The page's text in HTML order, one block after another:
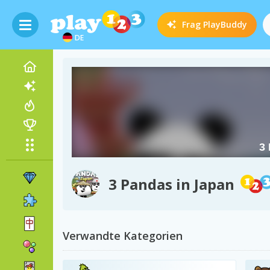
DE
Frag PlayBuddy
3 Pandas in Japan
Verwandte Kategorien